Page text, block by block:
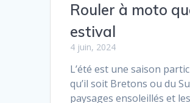
Rouler à moto
estival
4 juin, 2024
L’été est une saison
qu’il soit Bretons ou du
paysages ensoleillés et